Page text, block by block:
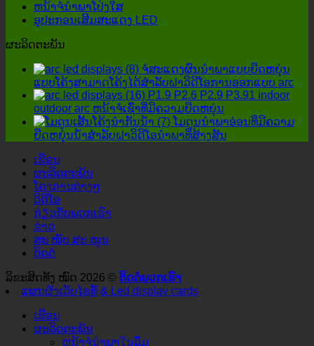
ຈະ
ຕ້ອງ
ບໍ່
ຖືກ
ລະເລີຍ!
ຫນ້າຈໍນໍາພາໂປ່ງໃສ
ອຸປະກອນເສີມສະແດງ LED
ຜະລິດຕະພັນ
ຈໍສະແດງຜົນນໍາພາແບບຍືດຫຍຸ່ນ
ແບບໂຄ້ງສາມາດໂຄ້ງໄດ້ສໍາລັບຝາວິດີໂອການອອກແບບ arc
P1.9 P2.6 P2.9 P3.91 indoor
outdoor arc ຫນ້າຈໍເຊົ່າທີ່ມີຄວາມຍືດຫຍຸ່ນ
ໂມດູນນໍາພາອ່ອນທີ່ມີຄວາມ
ຍືດຫຍຸ່ນນ້ໍາສໍາລັບຝາວິດີໂອນໍາພາທີ່ສ້າງສັນ
ເຮືອນ
ຜະລິດຕະພັນ
ໂຄງການຕ່າງໆ
ວິດີໂອ
ກ່ຽວ​ກັບ​ພວກ​ເຮົາ
ຂ່າວ
ສະ ໜັບ ສະ ໜູນ
ຕິດຕໍ່
ລິຂະສິດທັງ ໝົດ 2026 © ຕິດ​ຕໍ່​ພວກ​ເຮົາ
ແຜນຜັງເວັບໄຊທ໌້ & Led display cards
ເຮືອນ
ຜະລິດຕະພັນ
ຫນ້າຈໍນໍາພາໃນລົ່ມ